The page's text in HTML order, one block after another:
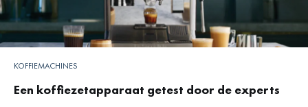
KOFFIEMACHINES
Een koffiezetapparaat getest door de experts